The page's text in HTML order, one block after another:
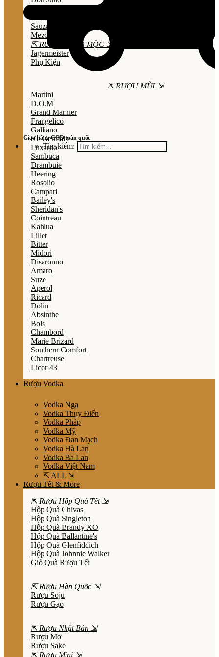
Giao hàng COD toàn quốc
Tìm kiếm:
Sauza
Mezcal
⇱ RƯỢU THẢO MỘC ⇲
Jagermeister
Phụ Kiện
⇱ RƯỢU MÙI ⇲
Martini
D.O.M
Grand Marnier
Frangelico
Galliano
ST Germain
Luxardo
Sambuca
Drambuie
Heering
Rosolio
Campari
Bailey's
Sheridan's
Cointreau
Kahlua
Lillet
Bitter
Midori
Disaronno
Amaro
Suze
Aperol
Ricard
Dolin
Absinthe
Bols
Chambord
Marie Brizard
Southern Comfort
Chartreuse
Licor 43
Rượu Vodka
Vodka Nga
Vodka Thụy Điển
Vodka Pháp
Vodka Mỹ
Vodka Đan Mạch
Vodka Hà Lan
Vodka Ba Lan
Vodka Việt Nam
⇱ ALL ⇲
Rượu Tết & More
⇱ Rượu Hộp Quà Tết ⇲
Hộp Quà Chivas
Hộp Quà Singleton
Hộp Quà Brandy XO
Hộp Quà Ballantine's
Hộp Quà Glenfiddich
Hộp Quà Johnnie Walker
Giỏ Quà Rượu Tết
⇱ Rượu Hàn Quốc ⇲
Rượu Soju
Rượu Gạo
⇱ Rượu Nhật Bản ⇲
Rượu Mơ
Rượu Sake
⇱ Rượu Mini ⇲